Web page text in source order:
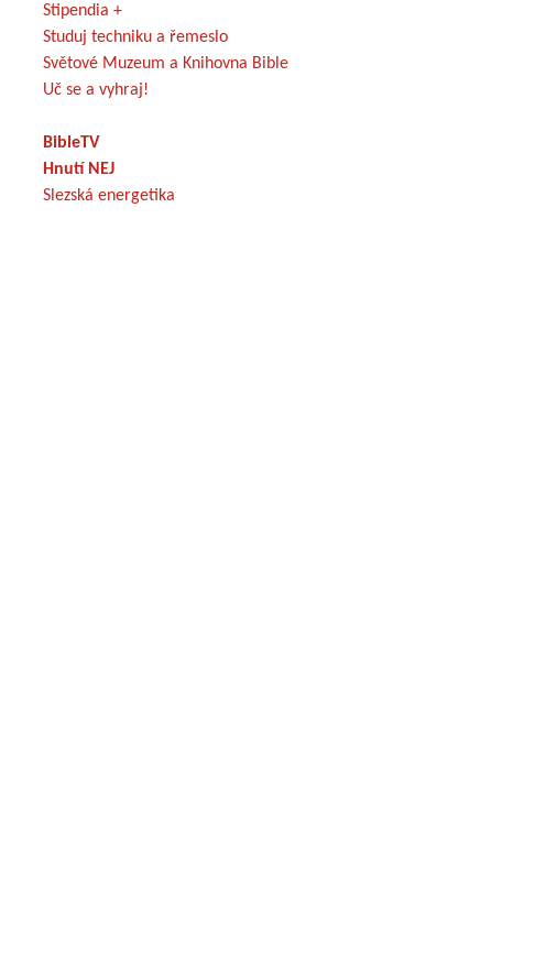
Stipendia +
Studuj techniku a řemeslo
Světové Muzeum a Knihovna Bible
Uč se a vyhraj!
BibleTV
Hnutí NEJ
Slezská energetika